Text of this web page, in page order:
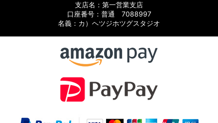
支店名：第一営業支店
口座番号：普通 7088997
名義：カ）ヘツジホツグスタジオ